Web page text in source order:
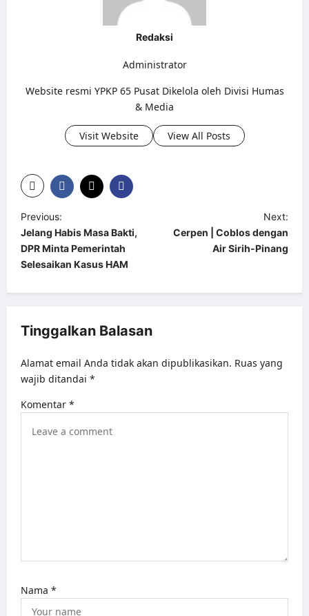
Redaksi
Administrator
Website resmi YPKP 65 Pusat Dikelola oleh Divisi Humas
& Media
Visit Website View All Posts
P
o
s
a
i
a
Previous:
Jelang Habis Masa Bakti,
DPR Minta Pemerintah
Selesaikan Kasus HAM
Next:
Cerpen | Coblos dengan
Air Sirih-Pinang
Tinggalkan Balasan
Alamat email Anda tidak akan dipublikasikan. Ruas yang
wajib ditandai *
Komentar *
Nama *